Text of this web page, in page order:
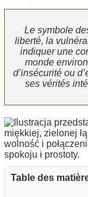
Le symbole
liberté, la
indiquer une
monde
d’insécurité ou
ses vérités
Table des